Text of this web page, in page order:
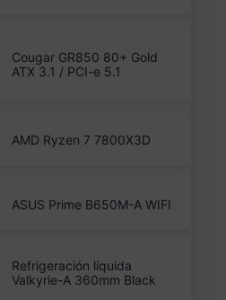
Cougar GR850 80+ Gold
ATX 3.1 / PCI-e 5.1
AMD Ryzen 7 7800X3D
ASUS Prime B650M-A WIFI
Refrigeración líquida
Valkyrie-A 360mm Black